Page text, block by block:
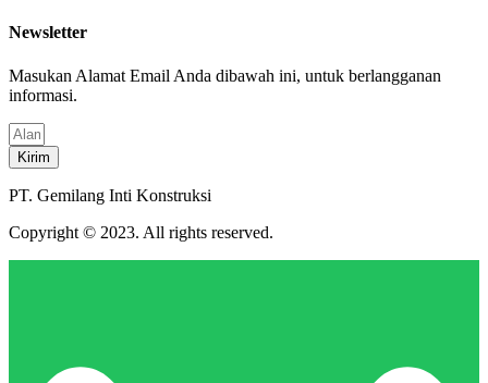
Newsletter
Masukan Alamat Email Anda dibawah ini, untuk berlangganan
informasi.
Kirim
PT. Gemilang Inti Konstruksi
Copyright © 2023. All rights reserved.